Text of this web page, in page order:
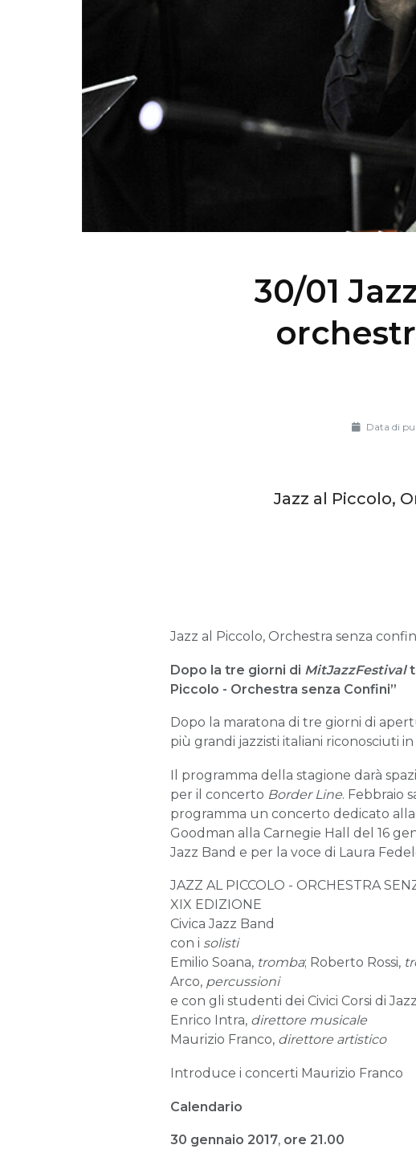
30/01
Data di
Jazz al Piccolo,
Jazz al Piccolo, Orchestra senza
Dopo la tre giorni di MitJazzFestival
Piccolo - Orchestra senza Confini”
Dopo la maratona di tre giorni di
più grandi jazzisti italiani riconosciuti
Il programma della stagione darà
per il concerto Border Line. Febbraio
programma un concerto dedicato
Goodman alla Carnegie Hall del 16
Jazz Band e per la voce di Laura
JAZZ AL PICCOLO - ORCHESTRA
XIX EDIZIONE
Civica Jazz Band
con i solisti
Emilio Soana, tromba; Roberto Rossi,
Arco, percussioni
e con gli studenti dei Civici Corsi di
Enrico Intra, direttore musicale
Maurizio Franco, direttore artistico
Introduce i concerti Maurizio Franco
Calendario
30 gennaio 2017, ore 21.00